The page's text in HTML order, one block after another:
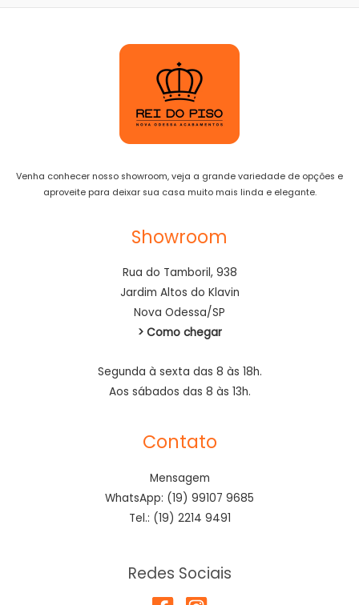
Venha conhecer nosso showroom, veja a grande variedade de opções e
aproveite para deixar sua casa muito mais linda e elegante.
Showroom
Rua do Tamboril, 938
Jardim Altos do Klavin
Nova Odessa/SP
> Como chegar
Segunda à sexta das 8 às 18h.
Aos sábados das 8 às 13h.
Contato
Mensagem
WhatsApp: (19) 99107 9685
Tel.: (19) 2214 9491
Redes Sociais